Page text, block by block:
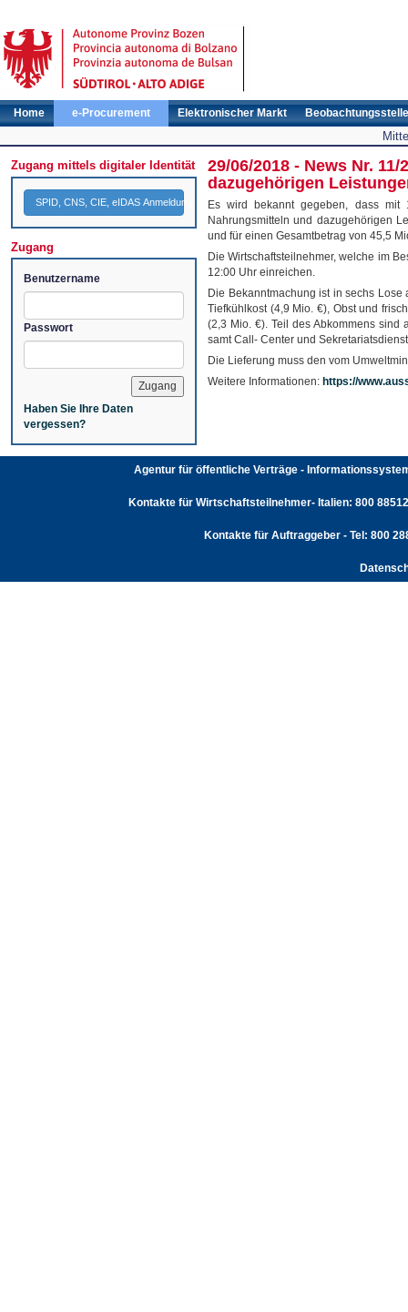
Home e-Procurement Elektronischer Markt Beobachtungsstelle
Zugang mittels digitaler Identität
SPID, CNS, CIE, eIDAS Anmeldung
Zugang
Benutzername
Passwort
Haben Sie Ihre Daten
vergessen?
29/06/2018 - News Nr.
dazugehörigen
Es wird bekannt gegeben, dass mit
Nahrungsmitteln und dazugehörigen
und für einen Gesamtbetrag von 45,5
Die Wirtschaftsteilnehmer, welche im
12:00 Uhr einreichen.
Die Bekanntmachung ist in sechs
Tiefkühlkost (4,9 Mio. €), Obst und
(2,3 Mio. €). Teil des Abkommens sind
samt Call- Center und
Die Lieferung muss den vom
Weitere Informationen: https://
Agentur für öffentliche Verträge -
Kontakte für Wirtschaftsteilnehmer- Italien: 800
Kontakte für Auftraggeber - Tel: 800